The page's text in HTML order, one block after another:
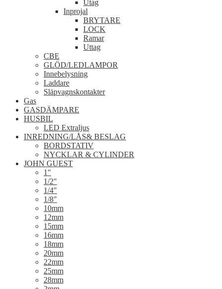
Utag
Inprojal
BRYTARE
LOCK
Ramar
Uttag
CBE
GLÖD/LEDLAMPOR
Innebelysning
Laddare
Släpvagnskontakter
Gas
GASDÄMPARE
HUSBIL
LED Extraljus
INREDNING/LÅS& BESLAG
BORDSTATIV
NYCKLAR & CYLINDER
JOHN GUEST
1"
1/2"
1/4"
1/8"
10mm
12mm
15mm
16mm
18mm
20mm
22mm
25mm
28mm